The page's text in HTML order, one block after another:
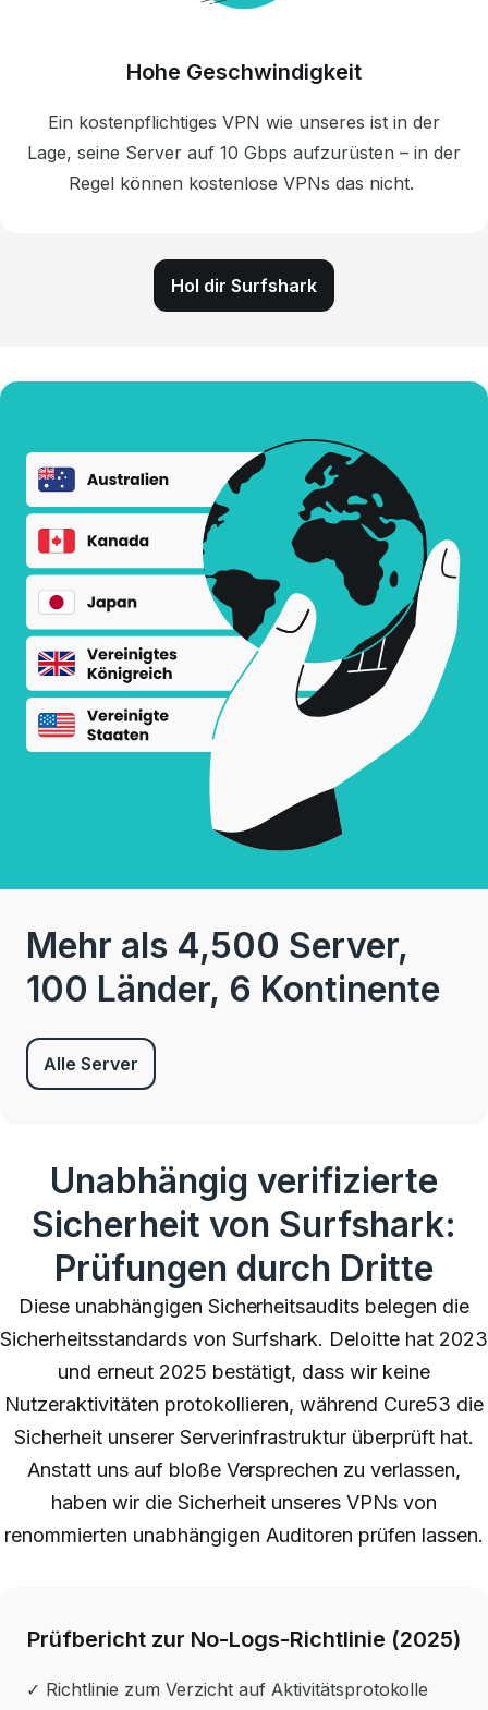
Hohe Geschwindigkeit
Ein kostenpflichtiges VPN wie unseres ist in der
Lage, seine Server auf 10 Gbps aufzurüsten – in der
Regel können kostenlose VPNs das nicht.
Hol dir Surfshark
Mehr als 4,500 Server,
100 Länder, 6 Kontinente
Alle Server
Unabhängig verifizierte
Sicherheit von Surfshark:
Prüfungen durch Dritte
Diese unabhängigen Sicherheitsaudits belegen die
Sicherheitsstandards von Surfshark. Deloitte hat 2023
und erneut 2025 bestätigt, dass wir keine
Nutzeraktivitäten protokollieren, während Cure53 die
Sicherheit unserer Serverinfrastruktur überprüft hat.
Anstatt uns auf bloße Versprechen zu verlassen,
haben wir die Sicherheit unseres VPNs von
renommierten unabhängigen Auditoren prüfen lassen.
Prüfbericht zur No-Logs-Richtlinie (2025)
✓ Richtlinie zum Verzicht auf Aktivitätsprotokolle